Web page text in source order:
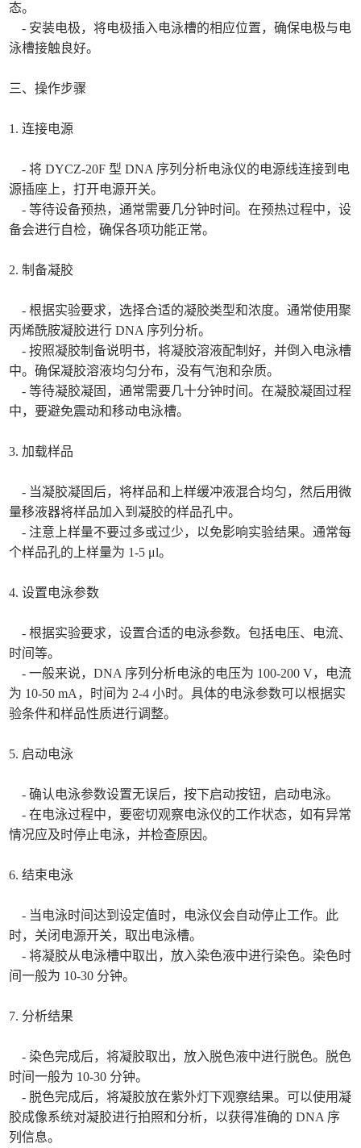
态。
- 安装电极，将电极插入电泳槽的相应位置，确保电极与电
泳槽接触良好。
三、操作步骤
1. 连接电源
- 将 DYCZ-20F 型 DNA 序列分析电泳仪的电源线连接到电
源插座上，打开电源开关。
- 等待设备预热，通常需要几分钟时间。在预热过程中，设
备会进行自检，确保各项功能正常。
2. 制备凝胶
- 根据实验要求，选择合适的凝胶类型和浓度。通常使用聚
丙烯酰胺凝胶进行 DNA 序列分析。
- 按照凝胶制备说明书，将凝胶溶液配制好，并倒入电泳槽
中。确保凝胶溶液均匀分布，没有气泡和杂质。
- 等待凝胶凝固，通常需要几十分钟时间。在凝胶凝固过程
中，要避免震动和移动电泳槽。
3. 加载样品
- 当凝胶凝固后，将样品和上样缓冲液混合均匀，然后用微
量移液器将样品加入到凝胶的样品孔中。
- 注意上样量不要过多或过少，以免影响实验结果。通常每
个样品孔的上样量为 1-5 μl。
4. 设置电泳参数
- 根据实验要求，设置合适的电泳参数。包括电压、电流、
时间等。
- 一般来说，DNA 序列分析电泳的电压为 100-200 V，电流
为 10-50 mA，时间为 2-4 小时。具体的电泳参数可以根据实
验条件和样品性质进行调整。
5. 启动电泳
- 确认电泳参数设置无误后，按下启动按钮，启动电泳。
- 在电泳过程中，要密切观察电泳仪的工作状态，如有异常
情况应及时停止电泳，并检查原因。
6. 结束电泳
- 当电泳时间达到设定值时，电泳仪会自动停止工作。此
时，关闭电源开关，取出电泳槽。
- 将凝胶从电泳槽中取出，放入染色液中进行染色。染色时
间一般为 10-30 分钟。
7. 分析结果
- 染色完成后，将凝胶取出，放入脱色液中进行脱色。脱色
时间一般为 10-30 分钟。
- 脱色完成后，将凝胶放在紫外灯下观察结果。可以使用凝
胶成像系统对凝胶进行拍照和分析，以获得准确的 DNA 序
列信息。